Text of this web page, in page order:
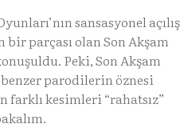
sansasyonel açılış
parçası olan Son Akşam
Peki, Son Akşam
parodilerin öznesi
kesimleri “rahatsız”